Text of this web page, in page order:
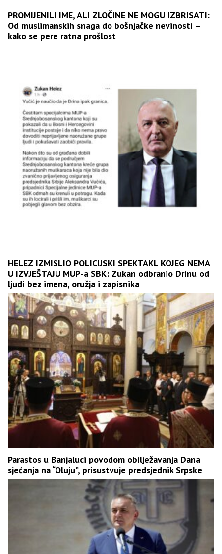
PROMIJENILI IME, ALI ZLOČINE NE MOGU IZBRISATI:
Od muslimanskih snaga do bošnjačke nevinosti –
kako se pere ratna prošlost
HELEZ IZMISLIO POLICIJSKI SPEKTAKL KOJEG NEMA
U IZVJEŠTAJU MUP-a SBK: Zukan odbranio Drinu od
ljudi bez imena, oružja i zapisnika
Parastos u Banjaluci povodom obilježavanja Dana
sjećanja na “Oluju”, prisustvuje predsjednik Srpske